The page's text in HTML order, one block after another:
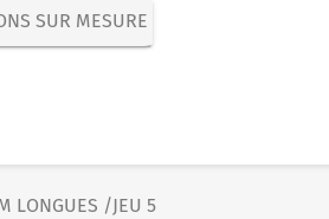
SUR MESURE
LONGUES /JEU 5